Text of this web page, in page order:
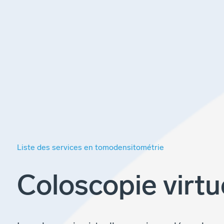
Liste des services en tomodensitométrie
Coloscopie